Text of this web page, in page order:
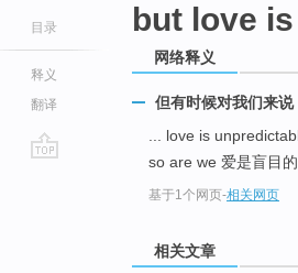
目录
释义
翻译
but love
网络释义
但有时候对我们来说
... love is
so are we 爱是盲目的
基于1个网页-相关网页
相关文章